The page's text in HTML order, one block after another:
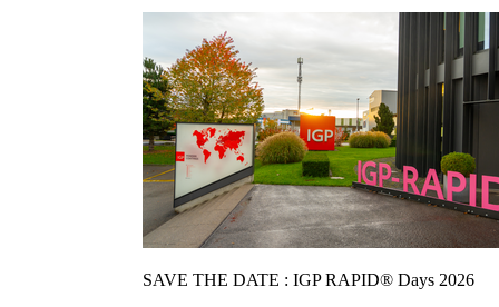
SAVE THE DATE : IGP RAPID® Days 2026